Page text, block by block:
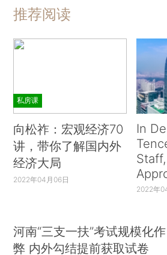
推荐阅读
私房课
向松祚：宏观经济70
讲，带你了解国内外
经济大局
2022年04月06日
In
Staff,
2022年
河南“三支一扶”考试规模化作
弊 内外勾结提前获取试卷